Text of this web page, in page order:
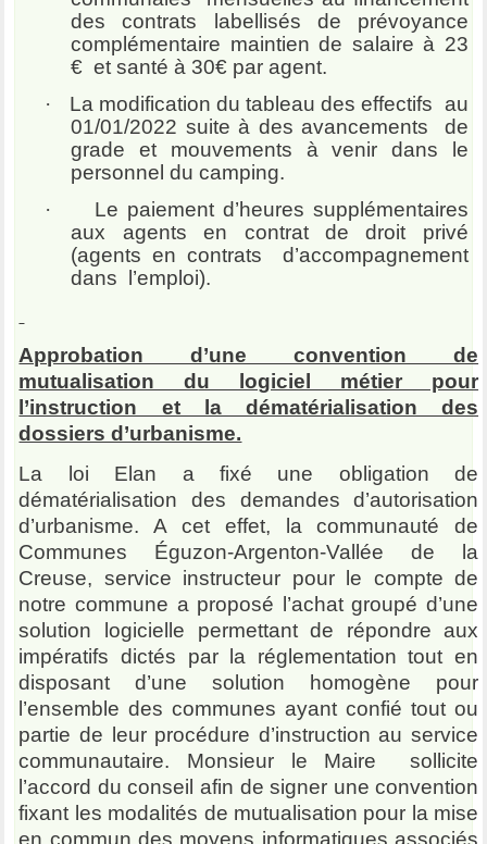
des contrats labellisés de prévoyance
complémentaire maintien de salaire à 23
€ et santé à 30€ par agent.
·
La modification du tableau des effectifs au
01/01/2022 suite à des avancements de
grade et mouvements à venir dans le
personnel du camping.
·
Le paiement d’heures supplémentaires
aux agents en contrat de droit privé
(agents en contrats d’accompagnement
dans l’emploi).
Approbation d’une convention de
mutualisation du logiciel métier pour
l’instruction et la dématérialisation des
dossiers d’urbanisme.
La loi Elan a fixé une obligation de
dématérialisation des demandes d’autorisation
d’urbanisme. A cet effet, la communauté de
Communes Éguzon-Argenton-Vallée de la
Creuse, service instructeur pour le compte de
notre commune a proposé l’achat groupé d’une
solution logicielle permettant de répondre aux
impératifs dictés par la réglementation tout en
disposant d’une solution homogène pour
l’ensemble des communes ayant confié tout ou
partie de leur procédure d’instruction au service
communautaire. Monsieur le Maire sollicite
l’accord du conseil afin de signer une convention
fixant les modalités de mutualisation pour la mise